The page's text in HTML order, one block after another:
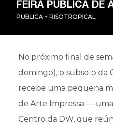
FEIRA PUBLICA DE
PUBLICA + RISOTROPICAL
No próximo final de
domingo), o subsolo da
recebe uma pequena
de Arte Impressa —
Centro da DW, que